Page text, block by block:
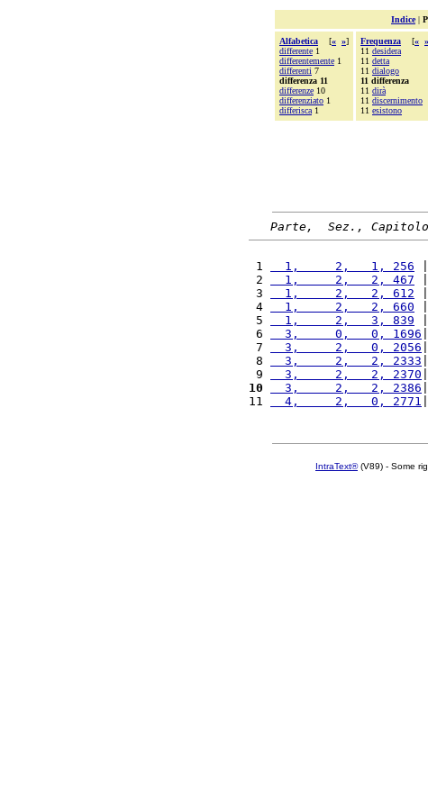
Indice|
Alfabetica [« »]
differente 1
differentemente 1
differenti 7
differenza 11
differenze 10
differenziato 1
differisca 1
Frequenza [« »
11 desidera
11 detta
11 dialogo
11 differenza
11 dirà
11 discernimento
11 esistono
Parte,  Sez.,
1
  1,     2,   1, 256
2
  1,     2,   2, 467
3
  1,     2,   2, 612
4
  1,     2,   2, 660
|
5
  1,     2,   3, 839
6
  3,     0,   0, 1696
7
  3,     2,   0, 2056
8
  3,     2,   2, 2333
9
  3,     2,   2, 2370
10
  3,     2,   2, 2386
11
  4,     2,   0, 2771
IntraText®(V89) - Some